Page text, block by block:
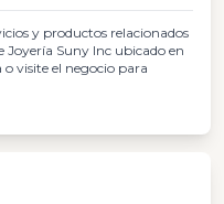
y productos relacionados
Joyería Suny Inc ubicado en
visite el negocio para